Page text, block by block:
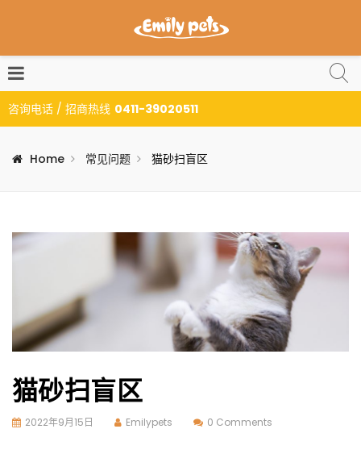
咨询电话 / 招商热线 0411-39020511
Home 常见问题 猫砂扫盲区
猫砂扫盲区
2022年9月15日 Emilypets 0 Comments